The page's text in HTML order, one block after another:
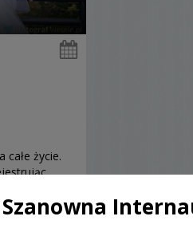
całe życie.
o swoje
nic nie
ofertę!
Szanowna